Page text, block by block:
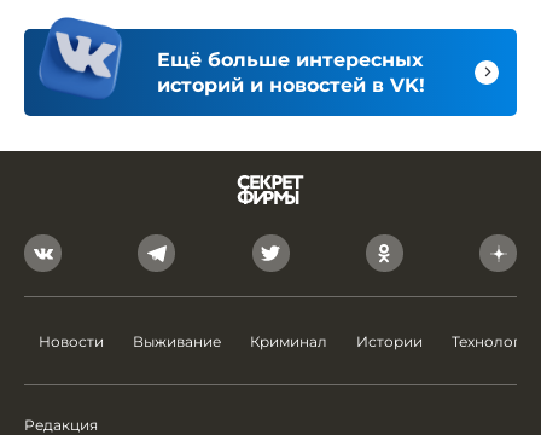
Ещё больше интересных
историй и новостей в VK!
Новости Выживание Криминал Истории Технологии
Редакция